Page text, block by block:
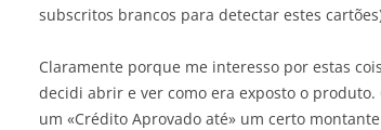
subscritos brancos para detectar estes
Claramente porque me interesso por estas
decidi abrir e ver como era exposto o
um «Crédito Aprovado até» um certo